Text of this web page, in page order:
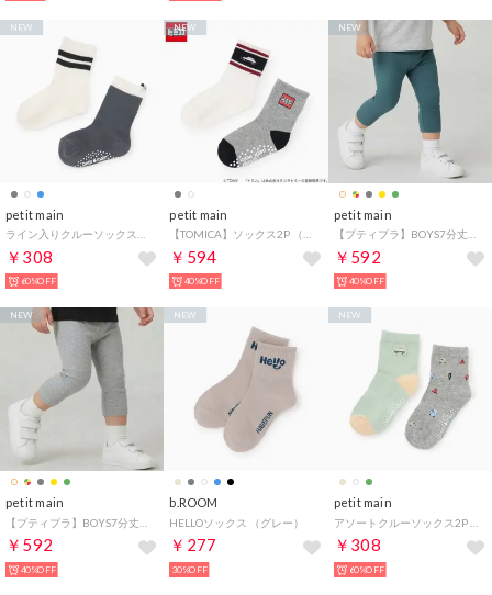
petit main
￥308
NEW
60%OFF
petit main
￥594
NEW
40%OFF
petit main
￥592
NEW
40%OFF
petit main
￥592
NEW
40%OFF
b.ROOM
HELLOソックス （グレー）
￥277
NEW
30%OFF
petit main
￥308
NEW
60%OFF